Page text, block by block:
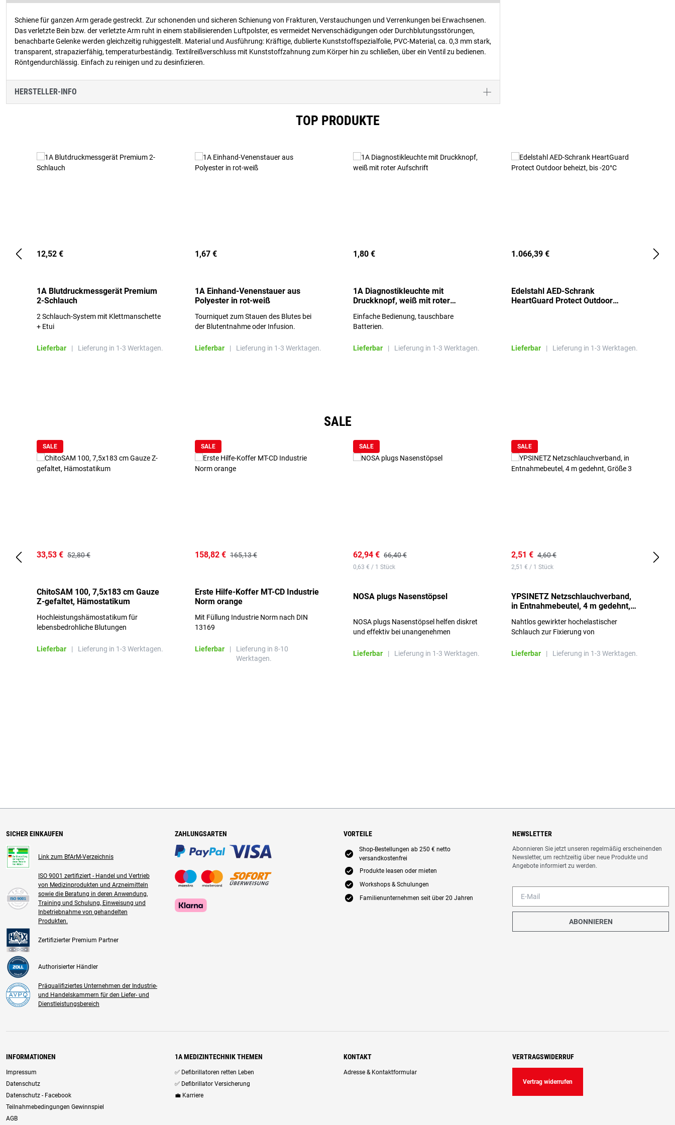
Schiene für ganzen Arm gerade gestreckt. Zur schonenden und sicheren Schienung von Frakturen, Verstauchungen und Verrenkungen bei Erwachsenen.
Das verletzte Bein bzw. der verletzte Arm ruht in einem stabilisierenden Luftpolster, es vermeidet Nervenschädigungen oder Durchblutungsstörungen,
benachbarte Gelenke werden gleichzeitig ruhiggestellt. Material und Ausführung: Kräftige, dublierte Kunststoffspezialfolie, PVC-Material, ca. 0,3 mm stark,
transparent, strapazierfähig, temperaturbeständig. Textilreißverschluss mit Kunststoffzahnung zum Körper hin zu schließen, über ein Ventil zu bedienen.
Röntgendurchlässig. Einfach zu reinigen und zu desinfizieren.
HERSTELLER-INFO
TOP PRODUKTE
12,52 €
1A Blutdruckmessgerät Premium
2-Schlauch
2 Schlauch-System mit Klettmanschette
+ Etui
Lieferbar | Lieferung in 1-3 Werktagen.
1,67 €
1A Einhand-Venenstauer aus
Polyester in rot-weiß
Tourniquet zum Stauen des Blutes bei
der Blutentnahme oder Infusion.
Lieferbar | Lieferung in 1-3 Werktagen.
1,80 €
1A Diagnostikleuchte mit
Druckknopf, weiß mit roter
Einfache Bedienung, tauschbare
Batterien.
Lieferbar | Lieferung in 1-3 Werktagen.
1.066,39 €
Edelstahl AED-Schrank
HeartGuard Protect Outdoor
Lieferbar | Lieferung in 1-3 Werktagen.
SALE
SALE
33,53 € 52,80 €
ChitoSAM 100, 7,5x183 cm Gauze
Z-gefaltet, Hämostatikum
Hochleistungshämostatikum für
lebensbedrohliche Blutungen
Lieferbar | Lieferung in 1-3 Werktagen.
SALE
158,82 € 165,13 €
Erste Hilfe-Koffer MT-CD Industrie
Norm orange
Mit Füllung Industrie Norm nach DIN
13169
Lieferbar |
Lieferung in 8-10
Werktagen.
SALE
62,94 € 66,40 €
0,63 € / 1 Stück
NOSA plugs Nasenstöpsel
NOSA plugs Nasenstöpsel helfen diskret
und effektiv bei unangenehmen
beeinträchtigen.
Lieferbar | Lieferung in 1-3 Werktagen.
SALE
2,51 € 4,60 €
2,51 € / 1 Stück
YPSINETZ Netzschlauchverband,
in Entnahmebeutel, 4 m gedehnt,
Nahtlos gewirkter hochelastischer
Schlauch zur Fixierung von
Lieferbar
| Lieferung in 1-3 Werktagen.
SICHER EINKAUFEN
Link zum BfArM-Verzeichnis
ISO 9001 zertifiziert - Handel und Vertrieb
von Medizinprodukten und Arzneimitteln
sowie die Beratung in deren Anwendung,
Training und Schulung, Einweisung und
Inbetriebnahme von gehandelten
Produkten.
Zertifizierter Premium Partner
Authorisierter Händler
Präqualifiziertes Unternehmen der Industrie-
und Handelskammern für den Liefer- und
Dienstleistungsbereich
ZAHLUNGSARTEN VORTEILE
E
Shop-Bestellungen ab 250 € netto
versandkostenfrei
E Produkte leasen oder mieten
E Workshops & Schulungen
E Familienunternehmen seit über 20 Jahren
NEWSLETTER
Abonnieren Sie jetzt unseren regelmäßig erscheinenden
Newsletter, um rechtzeitig über neue Produkte und
Angebote informiert zu werden.
ABONNIEREN
INFORMATIONEN
Impressum
Datenschutz
Datenschutz - Facebook
Teilnahmebedingungen Gewinnspiel
AGB
1A MEDIZINTECHNIK THEMEN
✅ Defibrillatoren retten Leben
✅ Defibrillator Versicherung
💼 Karriere
KONTAKT
Adresse & Kontaktformular
VERTRAGSWIDERRUF
Vertrag widerrufen